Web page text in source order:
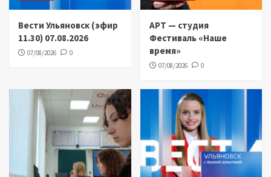
Вести Ульяновск (эфир
11.30) 07.08.2026
07/08/2026 0
АРТ — студия
Фестиваль «Наше
время»
07/08/2026 0